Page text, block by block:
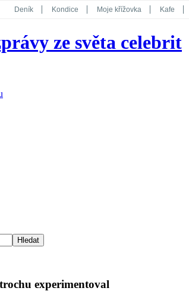
Deník Kondice Moje křížovka Kafe
Koktejl ze světa celebrit
experimentoval